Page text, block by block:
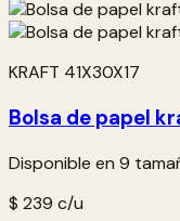
KRAFT 41X30X17
Bolsa de papel
Disponible en 9
$ 239 c/u